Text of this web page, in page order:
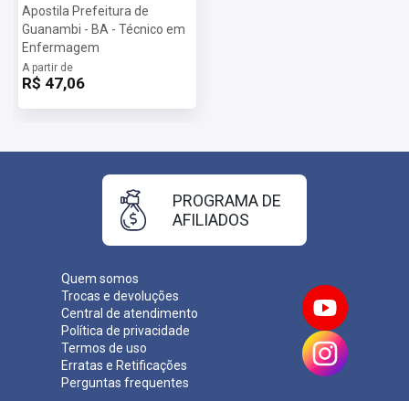
Apostila Prefeitura de
Guanambi - BA - Técnico em
Enfermagem
A partir de
R$ 47,06
Quem somos
Trocas e devoluções
Central de atendimento
Política de privacidade
Termos de uso
Erratas e Retificações
Perguntas frequentes
PROGRAMA DE
AFILIADOS